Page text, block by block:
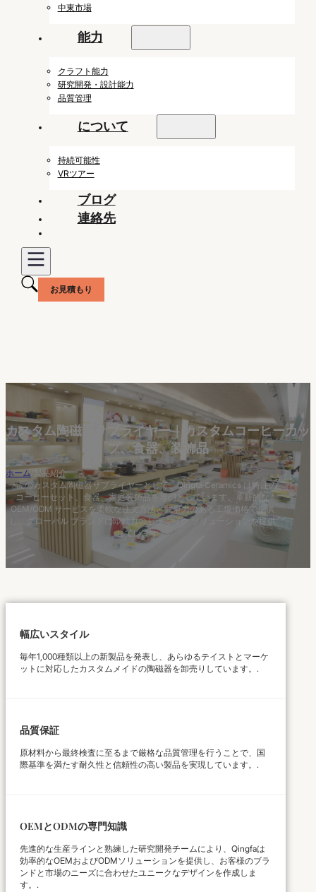
中東市場
能力
クラフト能力
研究開発・設計能力
品質管理
について
持続可能性
VRツアー
ブログ
連絡先
お見積もり
カスタム陶磁器サプライヤー｜カスタムコーヒーカッ
プ、食器、装飾品
ホーム /製品紹介
一流のカスタム陶磁器サプライヤーとして、Qingfa Ceramics は特注の
コーヒーセット、食器、家庭装飾品を専門としています。革新的な
OEM/ODM サービスを柔軟な注文方法と競争力のある工場価格で提供
し、グローバル ブランドに即戦力のセラミック ソリューションを提供
しています。.
幅広いスタイル
毎年1,000種類以上の新製品を発表し、あらゆるテイストとマーケ
ットに対応したカスタムメイドの陶磁器を卸売りしています。.
品質保証
原材料から最終検査に至るまで厳格な品質管理を行うことで、国
際基準を満たす耐久性と信頼性の高い製品を実現しています。.
OEMとODMの専門知識
先進的な生産ラインと熟練した研究開発チームにより、Qingfaは
効率的なOEMおよびODMソリューションを提供し、お客様のブラ
ンドと市場のニーズに合わせたユニークなデザインを作成しま
す。.